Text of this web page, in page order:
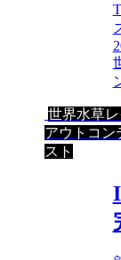
世界水草レ
アウトコン
スト